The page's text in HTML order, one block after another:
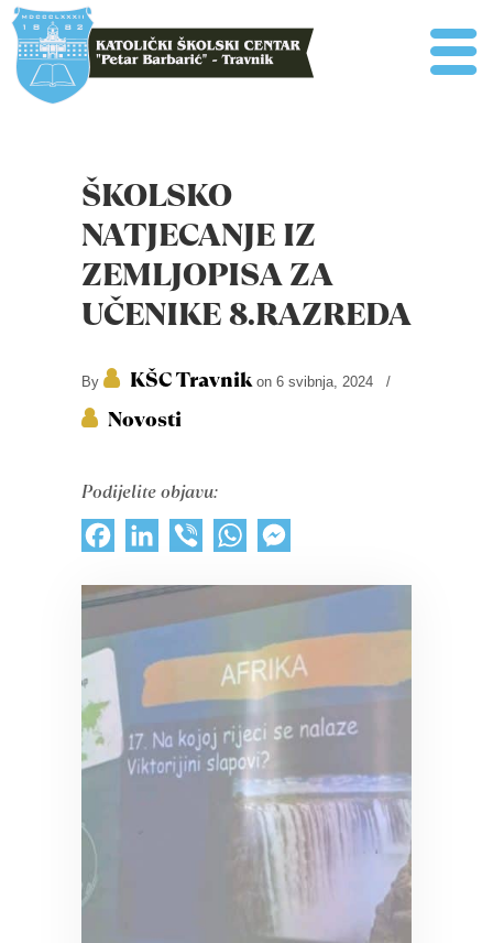
ŠKOLSKO
NATJECANJE IZ
ZEMLJOPISA ZA
UČENIKE 8.RAZREDA
By KŠC Travnikon 6 svibnja, 2024 /
Novosti
Podijelite objavu:
FacebookLinkedInViber WhatsApp